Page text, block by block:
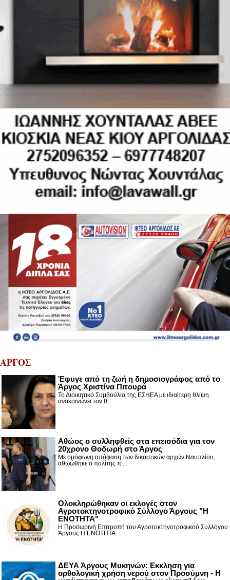
ΑΡΓΟΣ
Έφυγε από τη ζωή η δημοσιογράφος από το
Άργος Χριστίνα Πιτουρά
Το Διοικητικό Συμβούλιο της ΕΣΗΕΑ με ιδιαίτερη θλίψη
ανακοινώνει τον θ...
Αθώος ο συλληφθείς στα επεισόδια για τον
20χρονο Θοδωρή στο Άργος
Με ομόφωνη απόφαση των δικαστικών αρχών Ναυπλίου,
αθωώθηκε ο πολίτης π...
Ολοκληρώθηκαν οι εκλογές στον
Αγροτοκτηνοτροφικό Σύλλογο Άργους "Η
ΕΝΟΤΗΤΑ"
Η Προσωρινή Επιτροπή του Αγροτοκτηνοτροφικού Συλλόγου
Άργους Η ΕΝΟΤΗΤΑ...
ΔΕΥΑ Άργους Μυκηνών: Εκκληση για
ορθολογική χρήση νερού στον Προσύμνη - Η